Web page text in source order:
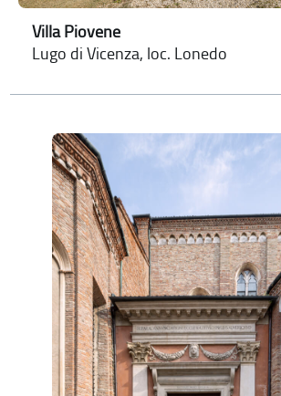
Villa Piovene
Lugo di Vicenza, loc. Lonedo